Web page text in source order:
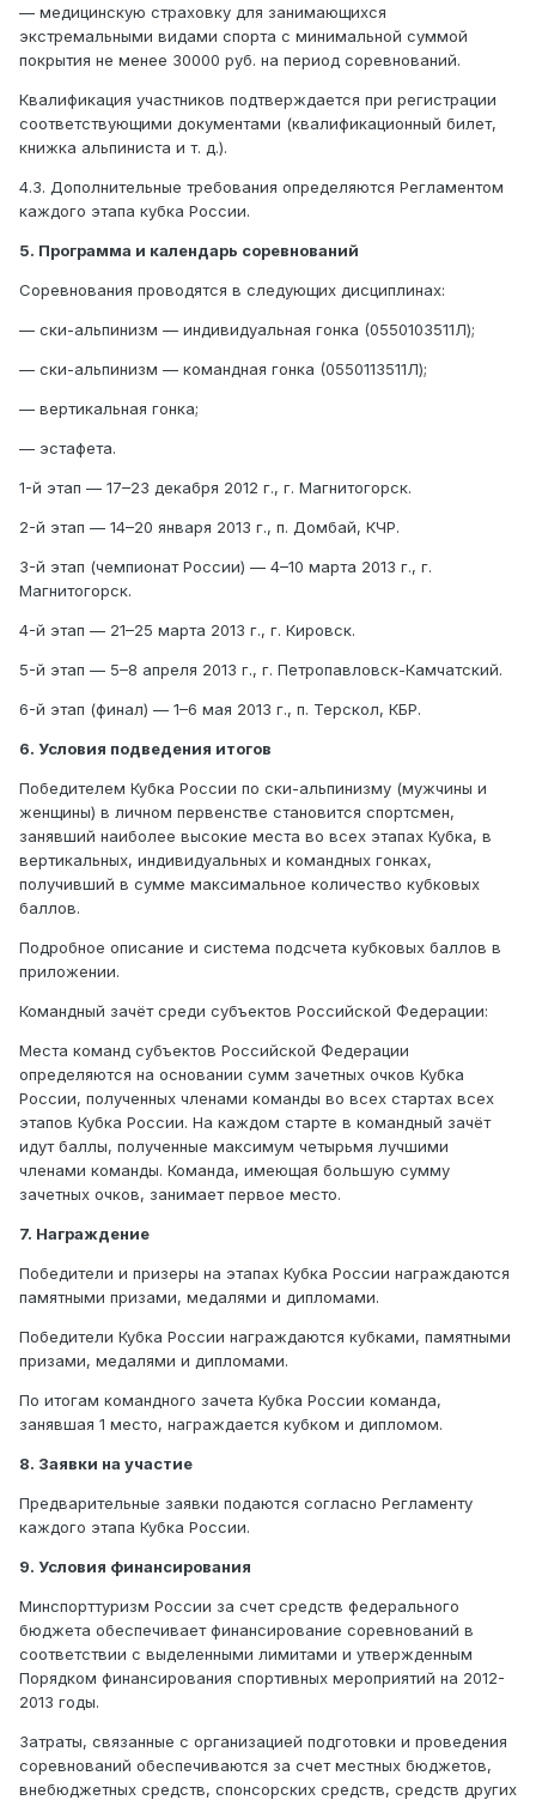
— медицинскую страховку для занимающихся
экстремальными видами спорта с минимальной суммой
покрытия не менее 30000 руб. на период соревнований.
Квалификация участников подтверждается при регистрации
соответствующими документами (квалификационный билет,
книжка альпиниста и т. д.).
4.3. Дополнительные требования определяются Регламентом
каждого этапа кубка России.
5. Программа и календарь соревнований
Соревнования проводятся в следующих дисциплинах:
— ски-альпинизм — индивидуальная гонка (0550103511Л);
— ски-альпинизм — командная гонка (0550113511Л);
— вертикальная гонка;
— эстафета.
1-й этап — 17–23 декабря 2012 г., г. Магнитогорск.
2-й этап — 14–20 января 2013 г., п. Домбай, КЧР.
3-й этап (чемпионат России) — 4–10 марта 2013 г., г.
Магнитогорск.
4-й этап — 21–25 марта 2013 г., г. Кировск.
5-й этап — 5–8 апреля 2013 г., г. Петропавловск-Камчатский.
6-й этап (финал) — 1–6 мая 2013 г., п. Терскол, КБР.
6. Условия подведения итогов
Победителем Кубка России по ски-альпинизму (мужчины и
женщины) в личном первенстве становится спортсмен,
занявший наиболее высокие места во всех этапах Кубка, в
вертикальных, индивидуальных и командных гонках,
получивший в сумме максимальное количество кубковых
баллов.
Подробное описание и система подсчета кубковых баллов в
приложении.
Командный зачёт среди субъектов Российской Федерации:
Места команд субъектов Российской Федерации
определяются на основании сумм зачетных очков Кубка
России, полученных членами команды во всех стартах всех
этапов Кубка России. На каждом старте в командный зачёт
идут баллы, полученные максимум четырьмя лучшими
членами команды. Команда, имеющая большую сумму
зачетных очков, занимает первое место.
7. Награждение
Победители и призеры на этапах Кубка России награждаются
памятными призами, медалями и дипломами.
Победители Кубка России награждаются кубками, памятными
призами, медалями и дипломами.
По итогам командного зачета Кубка России команда,
занявшая 1 место, награждается кубком и дипломом.
8. Заявки на участие
Предварительные заявки подаются согласно Регламенту
каждого этапа Кубка России.
9. Условия финансирования
Минспорттуризм России за счет средств федерального
бюджета обеспечивает финансирование соревнований в
соответствии с выделенными лимитами и утвержденным
Порядком финансирования спортивных мероприятий на 2012-
2013 годы.
Затраты, связанные с организацией подготовки и проведения
соревнований обеспечиваются за счет местных бюджетов,
внебюджетных средств, спонсорских средств, средств других